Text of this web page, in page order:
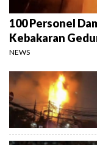
100 Personel
Kebakaran
NEWS